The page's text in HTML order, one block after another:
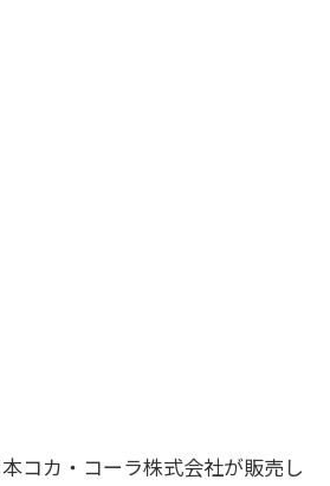
コカ・コーラ株式会社が販売し